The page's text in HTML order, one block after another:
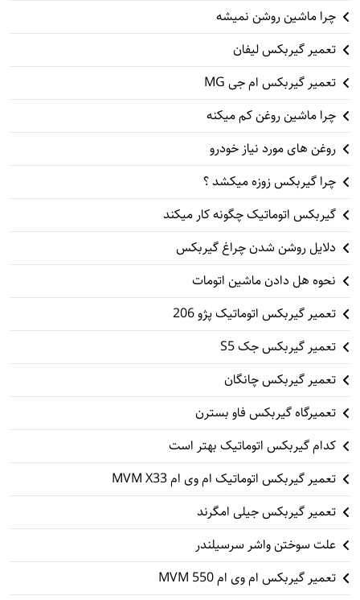
چرا ماشین روشن نمیشه
تعمیر گیربکس لیفان
تعمیر گیربکس ام جی MG
چرا ماشین روغن کم میکنه
روغن های مورد نیاز خودرو
چرا گیربکس زوزه میکشد ؟
گیربکس اتوماتیک چگونه کار میکند
دلایل روشن شدن چراغ گیربکس
نحوه هل دادن ماشین اتومات
تعمیر گیربکس اتوماتیک پژو 206
تعمیر گیربکس جک S5
تعمیر گیربکس چانگان
تعمیرگاه گیربکس فاو بسترن
کدام گیربکس اتوماتیک بهتر است
تعمیر گیربکس اتوماتیک ام وی ام MVM X33
تعمیر گیربکس جیلی امگرند
علت سوختن واشر سرسیلندر
تعمیر گیربکس ام وی ام 550 MVM